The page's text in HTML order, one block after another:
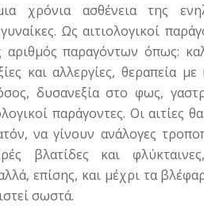
χρόνια ασθένεια της
Ως αιτιολογικοί
αριθμός παραγόντων όπως:
και αλλεργίες, θεραπεία
δυσανεξία στο φως,
παράγοντες. Οι αιτίες
να γίνουν ανάλογες
βλατίδες και
επίσης, και μέχρι τα
σωστά.